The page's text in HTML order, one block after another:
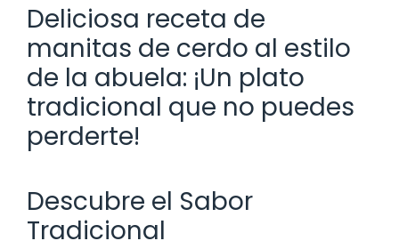
Deliciosa receta de
manitas de cerdo al estilo
de la abuela: ¡Un plato
tradicional que no puedes
perderte!
Descubre el Sabor
Tradicional